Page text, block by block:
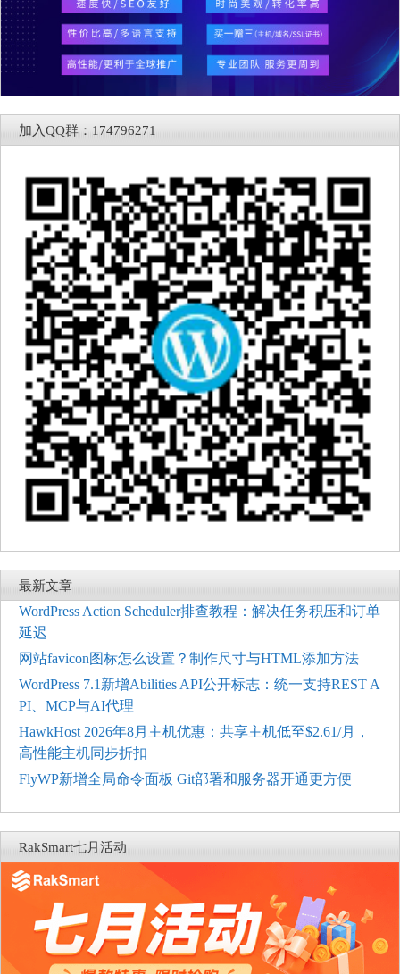
加入QQ群：174796271
最新文章
WordPress Action Scheduler排查教程：解决任务积压和订单
延迟
网站favicon图标怎么设置？制作尺寸与HTML添加方法
WordPress 7.1新增Abilities API公开标志：统一支持REST A
PI、MCP与AI代理
HawkHost 2026年8月主机优惠：共享主机低至$2.61/月，
高性能主机同步折扣
FlyWP新增全局命令面板 Git部署和服务器开通更方便
RakSmart七月活动